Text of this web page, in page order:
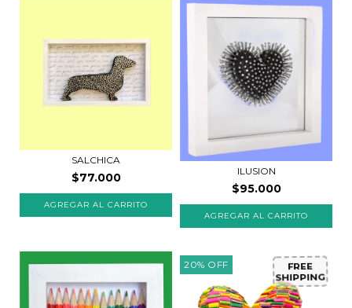
SALCHICA
$77.000
ILUSION
$95.000
20% OFF FREE
SHIPPING